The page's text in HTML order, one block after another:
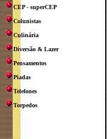
CEP - superCEP
Colunistas
Culinária
Diversão & Lazer
Pensamentos
Piadas
Telefones
Torpedos